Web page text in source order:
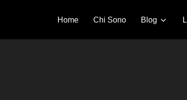
Home Chi Sono Blog